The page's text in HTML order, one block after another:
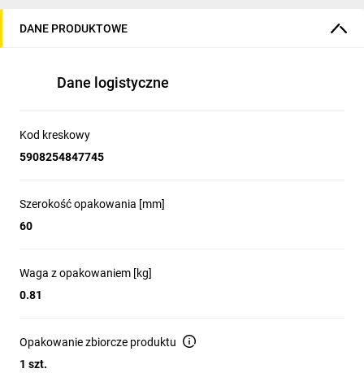
przestrzeniach wewnętrznych, jak i zewnętrznych.
wytrzymałego tworzywa sztucznego, które zapewnia trwałość i
odporność na uszkodzenia mechaniczne. Przedłużacz jest
H05RR-F.
Urządzenie wyposażone jest w zawieszkę, która umożliwia
także otwory do stałego montażu na stanowisku pracy, co
zwiększa jego funkcjonalność i stabilność.
DANE PRODUKTOWE
Dane logistyczne
Kod kreskowy
5908254847745
Szerokość opakowania [mm]
60
Waga z opakowaniem [kg]
0.81
Opakowanie zbiorcze produktu
1 szt.